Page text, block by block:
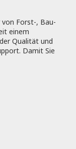
Forst-, Bau-
einem
Qualität und
Damit Sie